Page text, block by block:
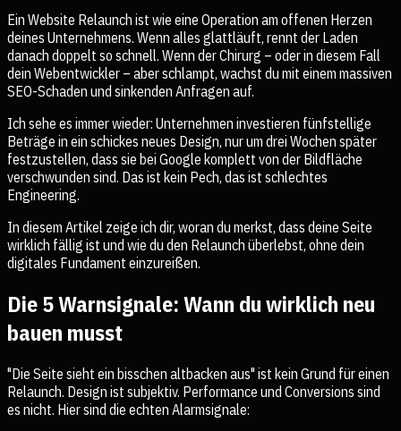
Ein Website Relaunch ist wie eine Operation am offenen Herzen
deines Unternehmens. Wenn alles glattläuft, rennt der Laden
danach doppelt so schnell. Wenn der Chirurg – oder in diesem Fall
dein Webentwickler – aber schlampt, wachst du mit einem massiven
SEO-Schaden und sinkenden Anfragen auf.
Ich sehe es immer wieder: Unternehmen investieren fünfstellige
Beträge in ein schickes neues Design, nur um drei Wochen später
festzustellen, dass sie bei Google komplett von der Bildfläche
verschwunden sind. Das ist kein Pech, das ist schlechtes
Engineering.
In diesem Artikel zeige ich dir, woran du merkst, dass deine Seite
wirklich fällig ist und wie du den Relaunch überlebst, ohne dein
digitales Fundament einzureißen.
Die 5 Warnsignale: Wann du wirklich neu
bauen musst
"Die Seite sieht ein bisschen altbacken aus" ist kein Grund für einen
Relaunch. Design ist subjektiv. Performance und Conversions sind
es nicht. Hier sind die echten Alarmsignale: